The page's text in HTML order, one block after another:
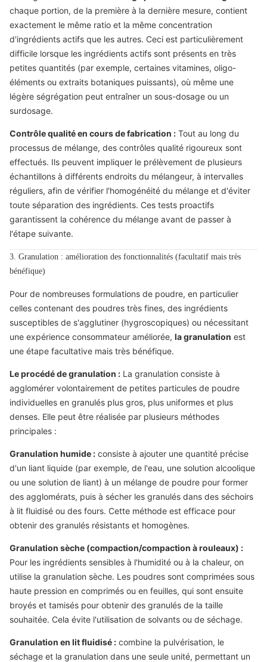
chaque portion, de la première à la dernière mesure, contient
exactement le même ratio et la même concentration
d'ingrédients actifs que les autres. Ceci est particulièrement
difficile lorsque les ingrédients actifs sont présents en très
petites quantités (par exemple, certaines vitamines, oligo-
éléments ou extraits botaniques puissants), où même une
légère ségrégation peut entraîner un sous-dosage ou un
surdosage.
Contrôle qualité en cours de fabrication : Tout au long du
processus de mélange, des contrôles qualité rigoureux sont
effectués. Ils peuvent impliquer le prélèvement de plusieurs
échantillons à différents endroits du mélangeur, à intervalles
réguliers, afin de vérifier l'homogénéité du mélange et d'éviter
toute séparation des ingrédients. Ces tests proactifs
garantissent la cohérence du mélange avant de passer à
l'étape suivante.
3. Granulation : amélioration des fonctionnalités (facultatif mais très
bénéfique)
Pour de nombreuses formulations de poudre, en particulier
celles contenant des poudres très fines, des ingrédients
susceptibles de s'agglutiner (hygroscopiques) ou nécessitant
une expérience consommateur améliorée, la granulation est
une étape facultative mais très bénéfique.
Le procédé de granulation : La granulation consiste à
agglomérer volontairement de petites particules de poudre
individuelles en granulés plus gros, plus uniformes et plus
denses. Elle peut être réalisée par plusieurs méthodes
principales :
Granulation humide : consiste à ajouter une quantité précise
d'un liant liquide (par exemple, de l'eau, une solution alcoolique
ou une solution de liant) à un mélange de poudre pour former
des agglomérats, puis à sécher les granulés dans des séchoirs
à lit fluidisé ou des fours. Cette méthode est efficace pour
obtenir des granulés résistants et homogènes.
Granulation sèche (compaction/compaction à rouleaux) :
Pour les ingrédients sensibles à l'humidité ou à la chaleur, on
utilise la granulation sèche. Les poudres sont comprimées sous
haute pression en comprimés ou en feuilles, qui sont ensuite
broyés et tamisés pour obtenir des granulés de la taille
souhaitée. Cela évite l'utilisation de solvants ou de séchage.
Granulation en lit fluidisé : combine la pulvérisation, le
séchage et la granulation dans une seule unité, permettant un